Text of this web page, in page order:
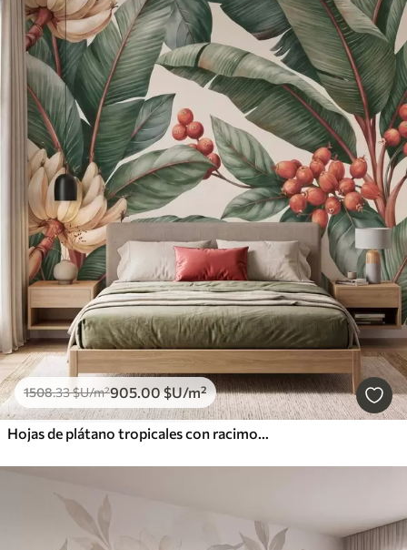
1508.33$U/m²905.00$U/m²
Hojas de plátano tropicales con racimos de bayas de café rojas, estilo acuarela